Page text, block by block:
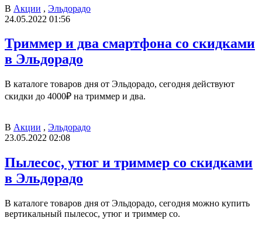
В Акции , Эльдорадо
24.05.2022 01:56
Триммер и два смартфона со скидками
в Эльдорадо
В каталоге товаров дня от Эльдорадо, сегодня действуют
скидки до 4000₽ на триммер и два.
В Акции , Эльдорадо
23.05.2022 02:08
Пылесос, утюг и триммер со скидками
в Эльдорадо
В каталоге товаров дня от Эльдорадо, сегодня можно купить
вертикальный пылесос, утюг и триммер со.